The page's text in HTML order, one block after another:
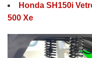
Honda SH150i
500 Xe